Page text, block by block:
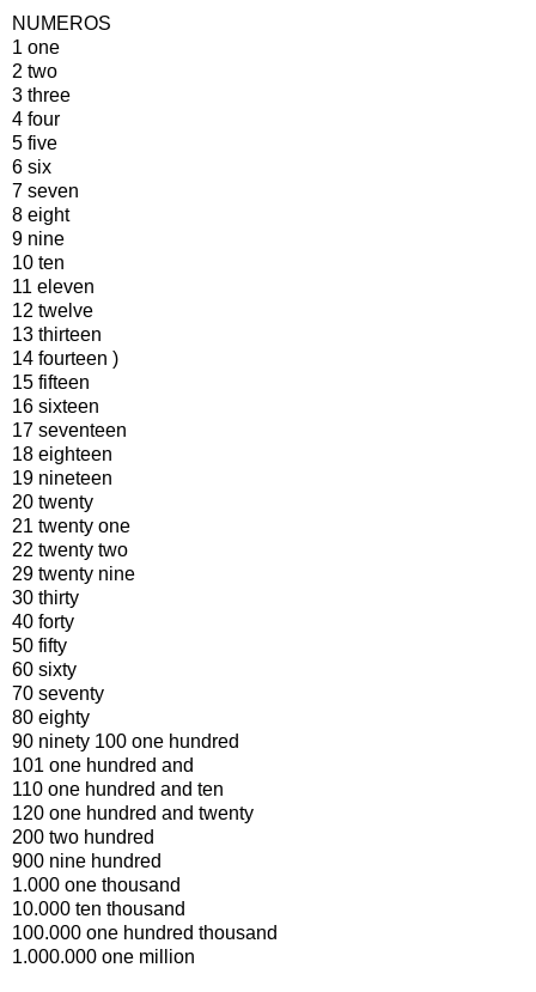
NUMEROS
1 one
2 two
3 three
4 four
5 five
6 six
7 seven
8 eight
9 nine
10 ten
11 eleven
12 twelve
13 thirteen
14 fourteen )
15 fifteen
16 sixteen
17 seventeen
18 eighteen
19 nineteen
20 twenty
21 twenty one
22 twenty two
29 twenty nine
30 thirty
40 forty
50 fifty
60 sixty
70 seventy
80 eighty
90 ninety 100 one hundred
101 one hundred and
110 one hundred and ten
120 one hundred and twenty
200 two hundred
900 nine hundred
1.000 one thousand
10.000 ten thousand
100.000 one hundred thousand
1.000.000 one million